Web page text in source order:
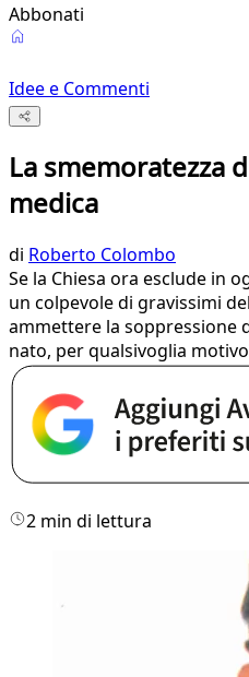
Abbonati
Idee e Commenti
La smemoratezza
medica
di Roberto Colombo
Se la Chiesa ora esclude in
un colpevole di gravissimi
ammettere la soppressione
nato, per qualsivoglia
2 min di lettura